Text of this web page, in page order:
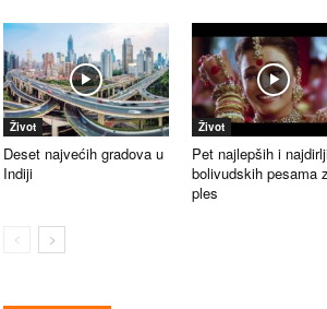
Život
Deset najvećih gradova u
Indiji
Život
Pet najlepših i
bolivudskih pesama
ples